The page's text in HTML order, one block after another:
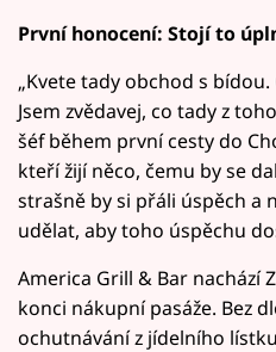
První honocení: Stojí to
„Kvete tady obchod s
Jsem zvědavej, co tady z
šéf během první cesty do
kteří žijí něco, čemu by se
strašně by si přáli úspěch a
udělat, aby toho úspěchu
America Grill & Bar nachází
konci nákupní pasáže. Bez
ochutnávání z jídelního